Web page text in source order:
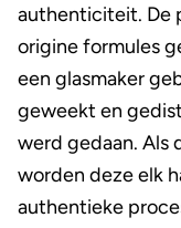
authenticiteit. De
origine formules
een glasmaker
geweekt en
werd gedaan. Als
worden deze elk
authentieke